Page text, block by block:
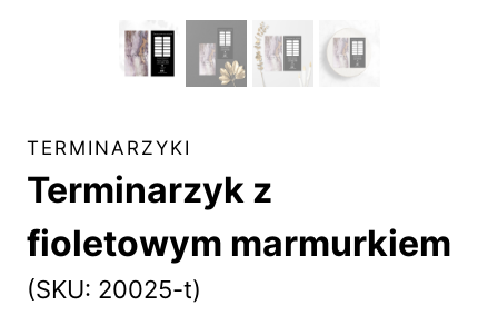
TERMINARZYKI
Terminarzyk z
fioletowym marmurkiem
(SKU: 20025-t)